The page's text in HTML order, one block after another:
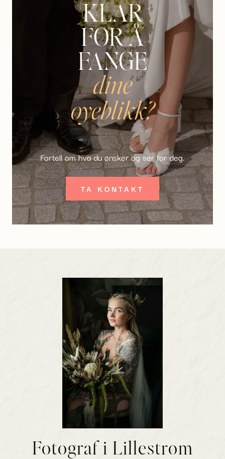
KLAR
FOR Å
FANGE
dine
øyeblikk?
Fortell om hva du ønsker og ser for deg.
TA KONTAKT
Fotograf i Lillestrøm